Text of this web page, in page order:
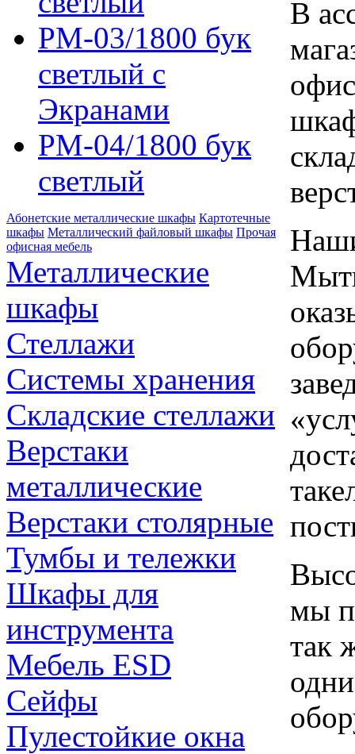
РМ-03/1800 бук
светлый с
Экранами
РМ-04/1800 бук
светлый
Абонетские металлические шкафы Картотечные
шкафы Металлический файловый шкафы Прочая
офисная мебель
Металлические
шкафы
Стеллажи
Системы хранения
Складские стеллажи
Верстаки
металлические
Верстаки столярные
Тумбы и тележки
Шкафы для
инструмента
Мебель ESD
Сейфы
Пулестойкие окна
В
мы
так